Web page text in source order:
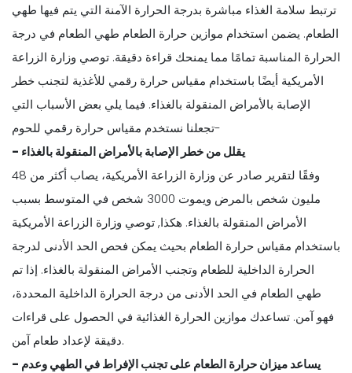
ترتبط سلامة الغذاء مباشرة بدرجة الحرارة الآمنة التي يتم فيها طهي
الطعام. يضمن استخدام موازين حرارة الطعام طهي الطعام في درجة
الحرارة المناسبة تمامًا مما يمنحك قراءة دقيقة. توصي وزارة الزراعة
الأمريكية أيضًا باستخدام مقياس حرارة رقمي للأغذية لتجنب خطر
الإصابة بالأمراض المنقولة بالغذاء. فيما يلي بعض الأسباب التي
تجعلنا نستخدم مقياس حرارة رقمي للحوم-
- يقلل من خطر الإصابة بالأمراض المنقولة بالغذاء
وفقًا لتقرير صادر عن وزارة الزراعة الأمريكية، يصاب أكثر من 48
مليون شخص بالمرض ويموت 3000 شخص في المتوسط بسبب
الأمراض المنقولة بالغذاء. هكذا, توصي وزارة الزراعة الأمريكية
باستخدام مقياس حرارة الطعام بحيث يمكن فحص الحد الأدنى لدرجة
الحرارة الداخلية للطعام وتجنب الأمراض المنقولة بالغذاء. إذا تم
طهي الطعام في الحد الأدنى من درجة الحرارة الداخلية المحددة،
فهو آمن. تساعدك موازين الحرارة الغذائية في الحصول على قراءات
دقيقة لإعداد طعام آمن.
- يساعد ميزان حرارة الطعام على تجنب الإفراط في الطهي وعدم